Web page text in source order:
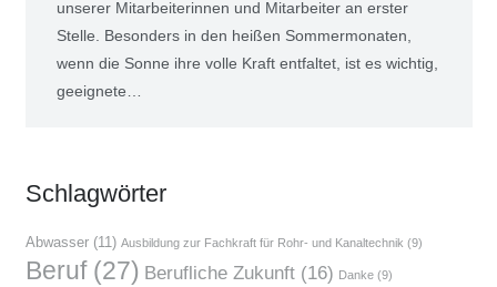
unse­rer Mit­ar­bei­te­rin­nen und Mit­ar­bei­ter an ers­ter
Stel­le. Beson­ders in den hei­ßen Som­mer­mo­na­ten,
wenn die Son­ne ihre vol­le Kraft ent­fal­tet, ist es wich­tig,
geeig­ne­te…
Schlag­wör­ter
Abwasser(11) Ausbildung zur Fachkraft für Rohr- und Kanaltechnik (9)
Beruf(27) Berufliche Zukunft(16) Danke(9)